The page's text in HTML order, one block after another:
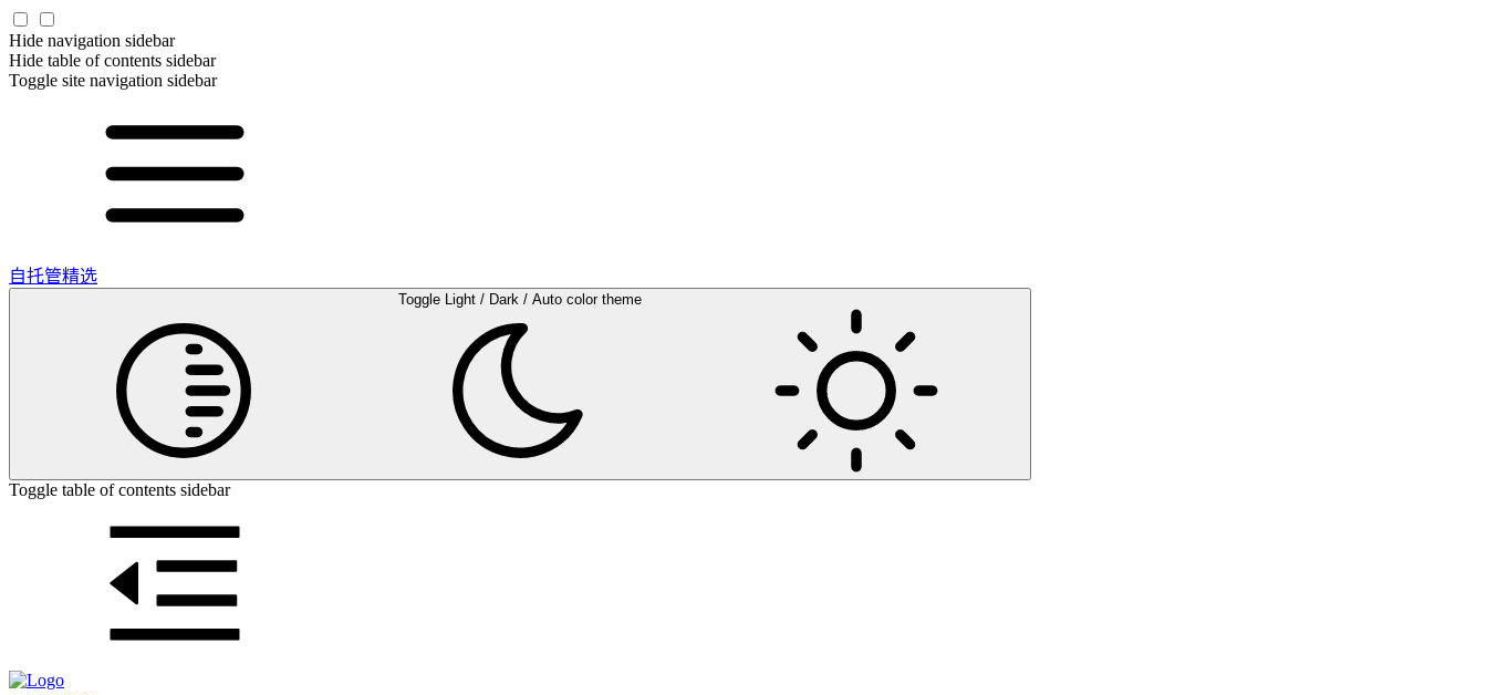
Hide navigation sidebar
Hide table of contents sidebar
Toggle site navigation sidebar
自托管精选
Toggle Light / Dark / Auto color theme
Toggle table of contents sidebar